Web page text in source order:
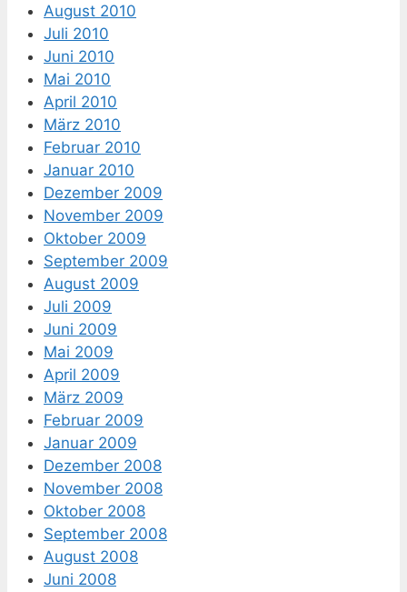
August 2010
Juli 2010
Juni 2010
Mai 2010
April 2010
März 2010
Februar 2010
Januar 2010
Dezember 2009
November 2009
Oktober 2009
September 2009
August 2009
Juli 2009
Juni 2009
Mai 2009
April 2009
März 2009
Februar 2009
Januar 2009
Dezember 2008
November 2008
Oktober 2008
September 2008
August 2008
Juni 2008